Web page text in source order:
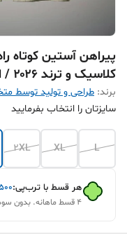
پیراهن آستین کوتاه
کلاسیک و ترند ۲۰۲۶ / اورجینال دیلم
برند: طراحی و تولید توسط
سایزتان را انتخاب بفرمایید
L
XL
2XL
هر قسط با ترب‌پی:
۴ قسط ماهانه. بدون سود، چک و ضامن.